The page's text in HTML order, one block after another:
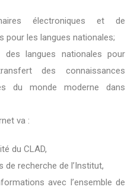
électroniques et de
pour les langues nationales;
des langues nationales pour
des connaissances
du monde moderne dans
va :
du CLAD,
de recherche de l’Institut,
avec l’ensemble de